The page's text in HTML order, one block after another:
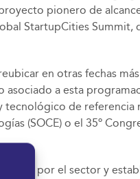
pionero de
StartupCities
en otras fechas
a esta
de referencia
(SOCE) o el 35º
por el sector y